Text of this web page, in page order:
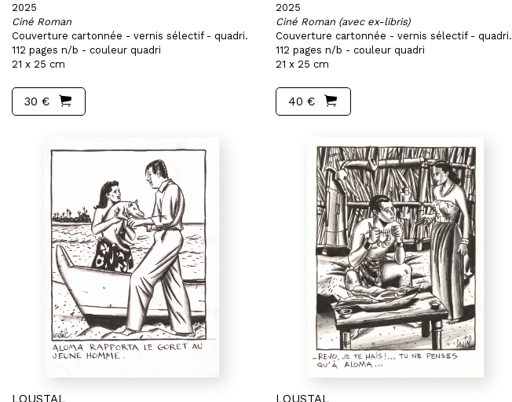
2025
Ciné Roman
Couverture cartonnée - vernis sélectif - quadri.
112 pages n/b - couleur quadri
21 x 25 cm
30 €
2025
Ciné Roman (avec ex-libris)
Couverture cartonnée - vernis sélectif - quadri.
112 pages n/b - couleur quadri
21 x 25 cm
40 €
LOUSTAL LOUSTAL